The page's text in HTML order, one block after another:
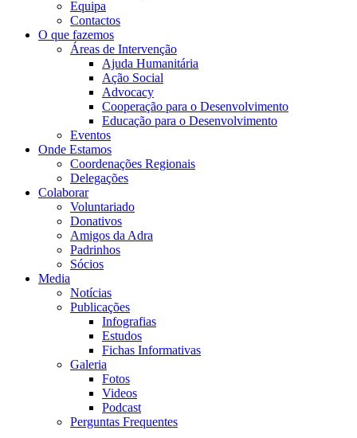
Equipa
Contactos
O que fazemos
Áreas de Intervenção
Ajuda Humanitária
Ação Social
Advocacy
Cooperação para o Desenvolvimento
Educação para o Desenvolvimento
Eventos
Onde Estamos
Coordenações Regionais
Delegações
Colaborar
Voluntariado
Donativos
Amigos da Adra
Padrinhos
Sócios
Media
Notícias
Publicações
Infografias
Estudos
Fichas Informativas
Galeria
Fotos
Videos
Podcast
Perguntas Frequentes